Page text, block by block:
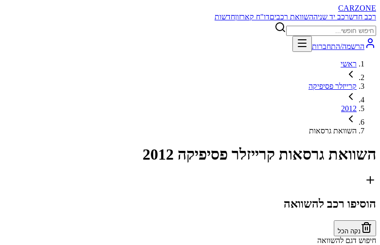
CARZONE
רכב חדשרכב יד שניההשוואת רכביםדו"ח קארזוןחדשות
הרשמה/התחברות
ראשי
קרייזלר פסיפיקה
2012
השוואת גרסאות
השוואת גרסאות קרייזלר פסיפיקה 2012
הוסיפו רכב להשוואה
נקה הכל
חיפוש דגם להשוואה